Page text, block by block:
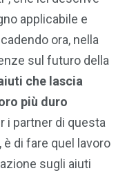
applicabile e
ora, nella
sul futuro della
che lascia
più duro
i partner di questa
di fare quel lavoro
sugli aiuti